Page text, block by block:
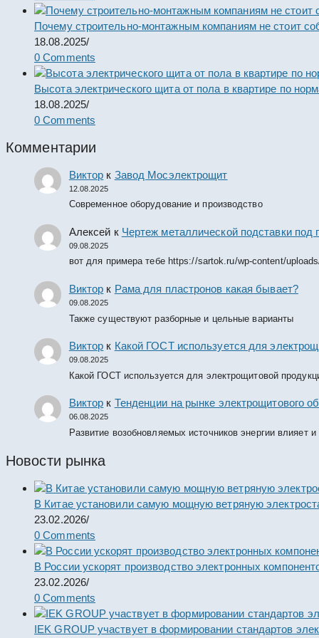
Почему строительно-монтажным компаниям не стоит
18.08.2025/
0 Comments
Высота электрического щита от пола в квартире по
18.08.2025/
0 Comments
Комментарии
Виктор к Завод Мосэлектрощит
12.08.2025
Современное оборудование и производство
Алексей к Чертеж металлической подставки
09.08.2025
вот для примера тебе https://sartok.ru/wp-content/
Виктор к Рама для пластронов какая бывает?
09.08.2025
Также существуют разборные и цельные варианты
Виктор к Какой ГОСТ используется для
09.08.2025
Какой ГОСТ используется для электрощитовой
Виктор к Тенденции на рынке электрощитового
06.08.2025
Развитие возобновляемых источников энергии влияет
Новости рынка
В Китае установили самую мощную ветряную
23.02.2026/
0 Comments
В России ускорят производство электронных
23.02.2026/
0 Comments
IEK GROUP участвует в формировании стандартов